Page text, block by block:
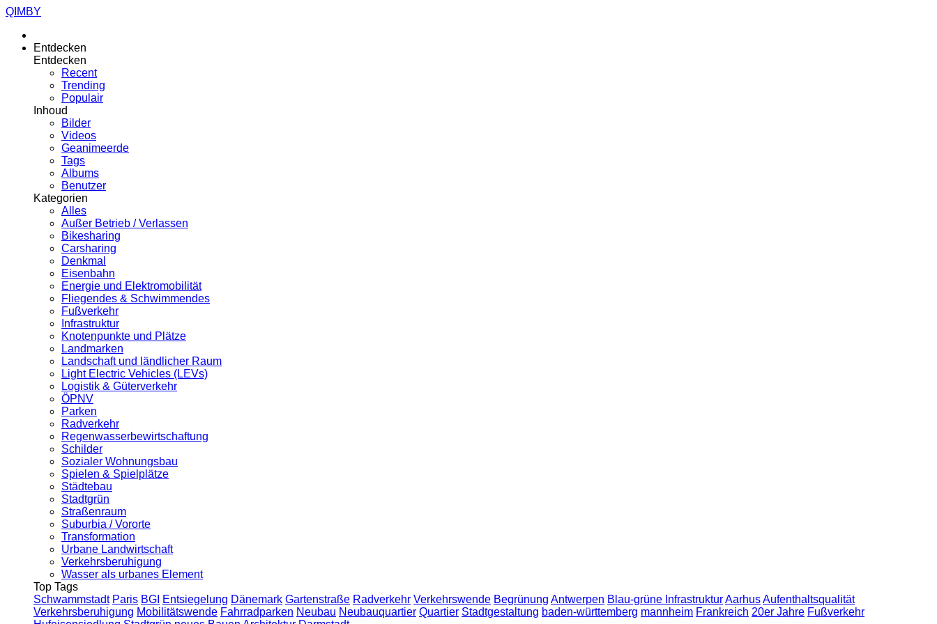
QIMBY
Entdecken
Entdecken
Recent
Trending
Populair
Inhoud
Bilder
Videos
Geanimeerde
Tags
Albums
Benutzer
Kategorien
Alles
Außer Betrieb / Verlassen
Bikesharing
Carsharing
Denkmal
Eisenbahn
Energie und Elektromobilität
Fliegendes & Schwimmendes
Fußverkehr
Infrastruktur
Knotenpunkte und Plätze
Landmarken
Landschaft und ländlicher Raum
Light Electric Vehicles (LEVs)
Logistik & Güterverkehr
ÖPNV
Parken
Radverkehr
Regenwasserbewirtschaftung
Schilder
Sozialer Wohnungsbau
Spielen & Spielplätze
Städtebau
Stadtgrün
Straßenraum
Suburbia / Vororte
Transformation
Urbane Landwirtschaft
Verkehrsberuhigung
Wasser als urbanes Element
Top Tags
Schwammstadt Paris BGI Entsiegelung Dänemark Gartenstraße Radverkehr Verkehrswende Begrünung Antwerpen Blau-grüne InfrastrukturAarhusAufenthaltsqualität
Verkehrsberuhigung Mobilitätswende Fahrradparken Neubau Neubauquartier Quartier Stadtgestaltung baden-württemberg mannheim Frankreich 20er Jahre Fußverkehr